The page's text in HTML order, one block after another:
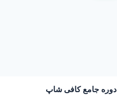
دوره جامع کافی شاپ